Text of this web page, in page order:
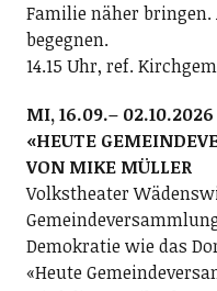
Familie näher
begegnen.
14.15 Uhr, ref.
MI, 16.09.– 02.10.2026
«HEUTE
VON MIKE MÜLLER
Volkstheater
Demokratie wie das
«Heute